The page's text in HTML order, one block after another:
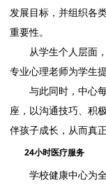
发展目标，并组织各
重要性。
从学生个人层面，
专业心理老师为学生
与此同时，中心每
座，以沟通技巧、积
伴孩子成长，从而真
24小时医疗服务
学校健康中心为全